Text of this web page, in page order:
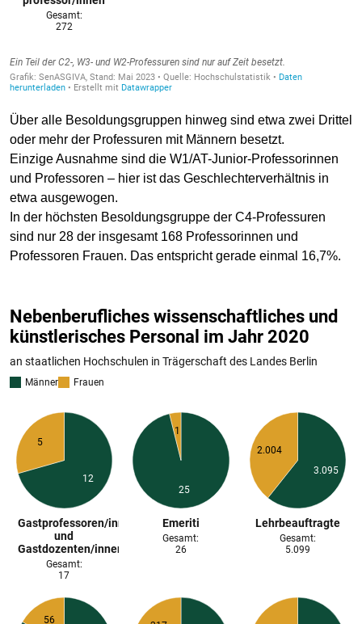
Über alle Besoldungsgruppen hinweg sind etwa zwei Drittel
oder mehr der Professuren mit Männern besetzt.
Einzige Ausnahme sind die W1/AT-Junior-Professorinnen
und Professoren – hier ist das Geschlechterverhältnis in
etwa ausgewogen.
In der höchsten Besoldungsgruppe der C4-Professuren
sind nur 28 der insgesamt 168 Professorinnen und
Professoren Frauen. Das entspricht gerade einmal 16,7%.